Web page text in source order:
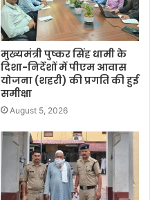
मुख्यमंत्री पुष्कर सिंह धामी के
दिशा-निर्देशों में पीएम आवास
योजना (शहरी) की प्रगति की हुई
समीक्षा
August 5, 2026